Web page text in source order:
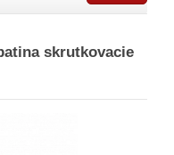
skrutkovacie